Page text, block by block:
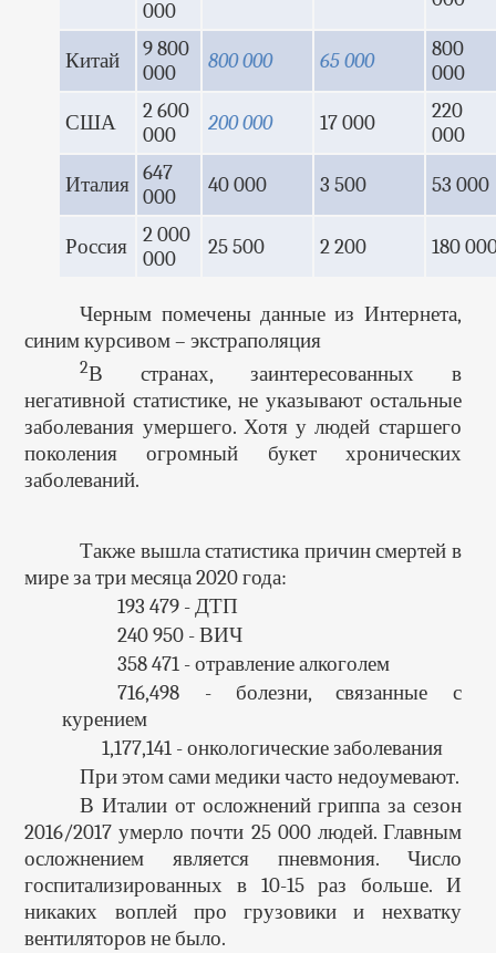
000
Китай
9 800
000
800 000 65 000
800
000
США
2 600
000
200 000 17 000
220
000
Италия 647
000
40 000 3 500 53 000
Россия
2 000
000
25 500 2 200 180
Черным помечены данные из Интернета,
синим курсивом – экстраполяция
2В странах, заинтересованных в
негативной статистике, не указывают остальные
заболевания умершего. Хотя у людей старшего
поколения огромный букет хронических
заболеваний.
Также вышла статистика причин смертей в
мире за три месяца 2020 года:
193 479 - ДТП
240 950 - ВИЧ
358 471 - отравление алкоголем
716,498 - болезни, связанные с
курением
1,177,141 - онкологические заболевания
При этом сами медики часто недоумевают.
В Италии от осложнений гриппа за сезон
2016/2017 умерло почти 25 000 людей. Главным
осложнением является пневмония. Число
госпитализированных в 10-15 раз больше. И
никаких воплей про грузовики и нехватку
вентиляторов не было.